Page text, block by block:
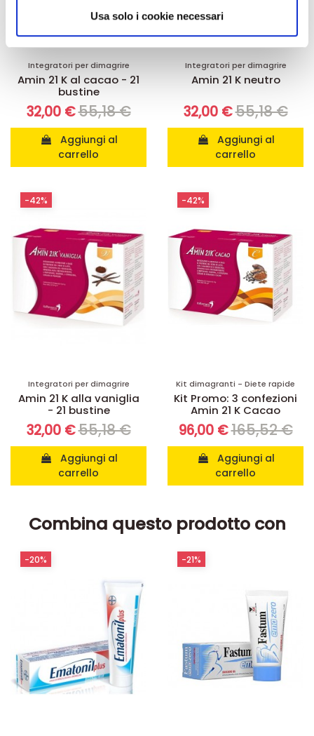
informazioni sul modo in cui utilizza il nostro sito con i
nostri partner che si occupano di analisi dei dati web,
pubblicità e social media, i quali potrebbero combinarle
con altre informazioni che ha fornito loro o che hanno
raccolto dal suo utilizzo dei loro servizi.
Usa solo i cookie necessari
Integratori per dimagrire
Amin 21 K al cacao - 21
bustine
32,00 €55,18 €
carrello
Integratori per dimagrire
Amin 21 K neutro
32,00 €55,18 €
carrello
Integratori per dimagrire
Amin 21 K alla vaniglia
- 21 bustine
32,00 €55,18 €
carrello
-42%
Kit dimagranti - Diete rapide
Kit Promo: 3 confezioni
Amin 21 K Cacao
96,00 €165,52 €
carrello
-42%
Combina questo prodotto con
-20% -21%